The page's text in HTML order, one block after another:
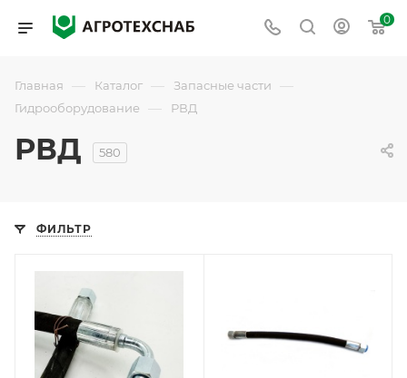
0
Главная — Каталог — Запасные части —
Гидрооборудование — РВД
РВД 580
ФИЛЬТР